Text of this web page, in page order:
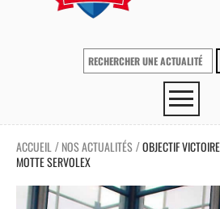
ACCUEIL / NOS ACTUALITÉS /OBJECTIF
MOTTE SERVOLEX